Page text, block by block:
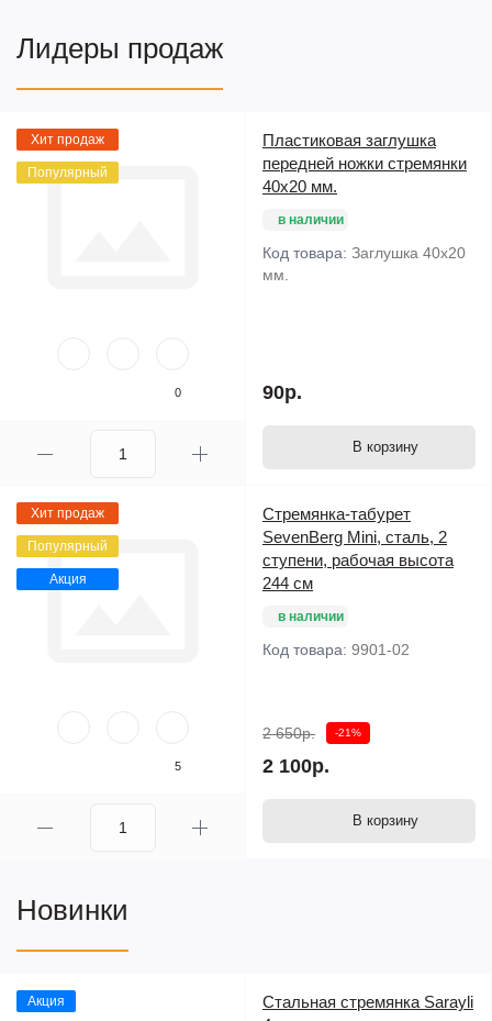
Лидеры продаж
Хит продаж
Популярный
0
Пластиковая заглушка
передней ножки стремянки
40х20 мм.
в наличии
Код товара: Заглушка 40х20
мм.
90р.
В корзину
Хит продаж
Популярный
Акция
5
Стремянка-табурет
SevenBerg Mini, сталь, 2
ступени, рабочая высота
244 см
в наличии
Код товара: 9901-02
2 650р. -21%
2 100р.
В корзину
Новинки
Акция
Стальная стремянка Sarayli